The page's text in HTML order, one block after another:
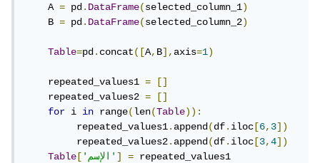
    A
= pd.DataFrame(selected_column_1)
    B
= pd.DataFrame(selected_column_2)
Table=pd.concat([A,B],axis=1)
    repeated_values1
=
[]
    repeated_values2
=
[]
for i in range(len(Table)):
         repeated_values1
.append(df.iloc[6,3])
         repeated_values2
.append(df.iloc[3,4])
Table[ 'الإسم'] = repeated_values1